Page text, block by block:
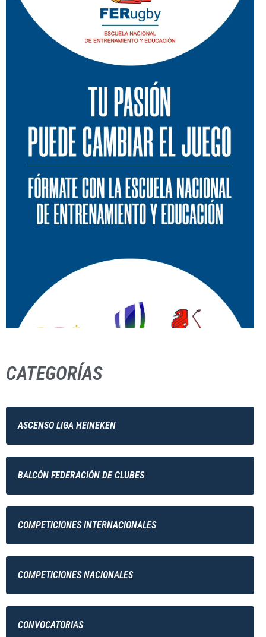
CATEGORÍAS
ASCENSO LIGA HEINEKEN
BALCÓN FEDERACIÓN DE CLUBES
COMPETICIONES INTERNACIONALES
COMPETICIONES NACIONALES
CONVOCATORIAS